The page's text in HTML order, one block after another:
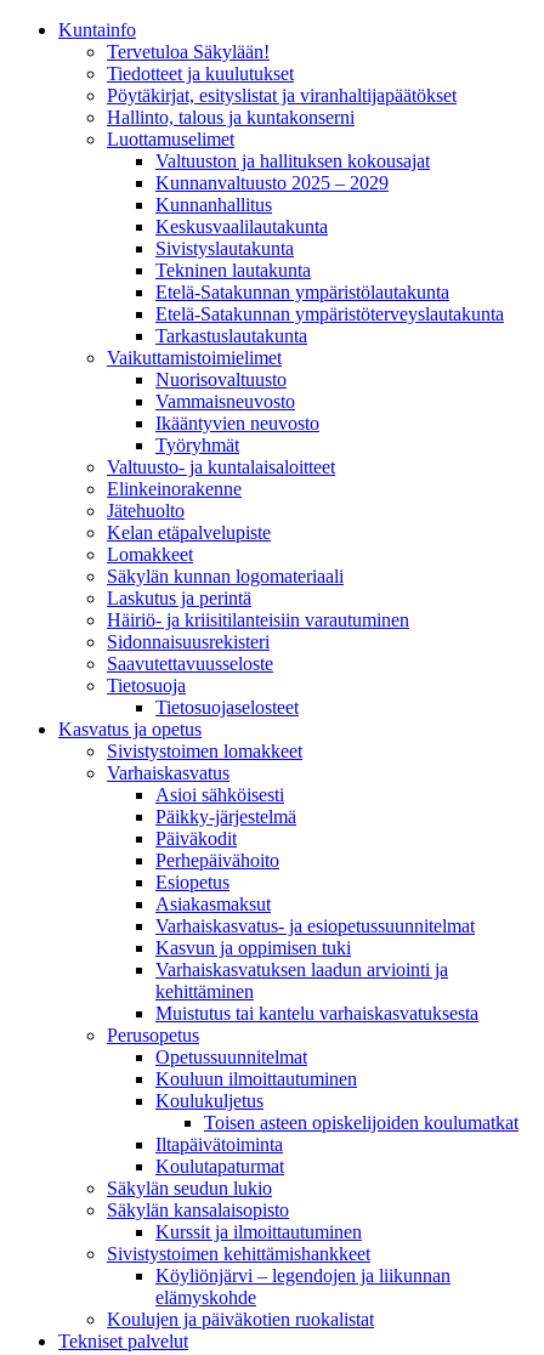
Kunta­info
Tervetuloa Säkylään!
Tiedotteet ja kuulutukset
Pöytäkirjat, esityslistat ja viranhaltijapäätökset
Hallinto, talous ja kuntakonserni
Luottamuselimet
Valtuuston ja hallituksen kokousajat
Kunnanvaltuusto 2025 – 2029
Kunnanhallitus
Keskusvaalilautakunta
Sivistyslautakunta
Tekninen lautakunta
Etelä-Satakunnan ympäristölautakunta
Etelä-Satakunnan ympäristöterveyslautakunta
Tarkastuslautakunta
Vaikuttamistoimielimet
Nuorisovaltuusto
Vammaisneuvosto
Ikääntyvien neuvosto
Työryhmät
Valtuusto- ja kuntalaisaloitteet
Elinkeinorakenne
Jätehuolto
Kelan etäpalvelupiste
Lomakkeet
Säkylän kunnan logomateriaali
Laskutus ja perintä
Häiriö- ja kriisitilanteisiin varautuminen
Sidonnaisuusrekisteri
Saavutettavuusseloste
Tietosuoja
Tietosuojaselosteet
Kasvatus ja opetus
Sivistystoimen lomakkeet
Varhaiskasvatus
Asioi sähköisesti
Päikky-järjestelmä
Päiväkodit
Perhepäivähoito
Esiopetus
Asiakasmaksut
Varhaiskasvatus- ja esiopetussuunnitelmat
Kasvun ja oppimisen tuki
Varhaiskasvatuksen laadun arviointi ja
kehittäminen
Muistutus tai kantelu varhaiskasvatuksesta
Perusopetus
Opetussuunnitelmat
Kouluun ilmoittautuminen
Koulukuljetus
Toisen asteen opiskelijoiden koulumatkat
Iltapäivätoiminta
Koulutapaturmat
Säkylän seudun lukio
Säkylän kansalaisopisto
Kurssit ja ilmoittautuminen
Sivistystoimen kehittämishankkeet
Köyliönjärvi – legendojen ja liikunnan
elämyskohde
Koulujen ja päiväkotien ruokalistat
Tekniset palvelut